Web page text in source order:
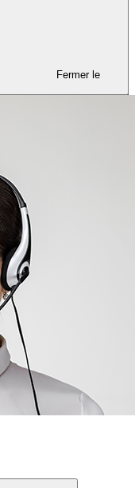
Fermer le